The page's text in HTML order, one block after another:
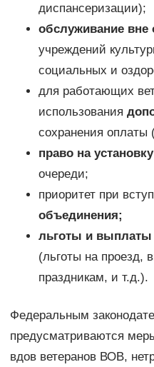
диспансеризации);
обслуживание вне
учреждений
социальных и
для работающих
использования
сохранения оплаты
право на
очереди;
приоритет при
объединения;
льготы и выплаты
(льготы на проезд,
праздникам, и т.д.).
Федеральным
предусматриваются
вдов ветеранов ВОВ,